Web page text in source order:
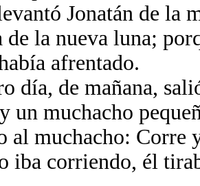
Jonatán de la
de la nueva luna;
afrentado.
día, de mañana,
un muchacho
al muchacho: Corre
iba corriendo, él